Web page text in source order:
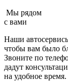
Мы рядом
с вами
Наши
чтобы вам было
Звоните по
дадут
на удобное время.